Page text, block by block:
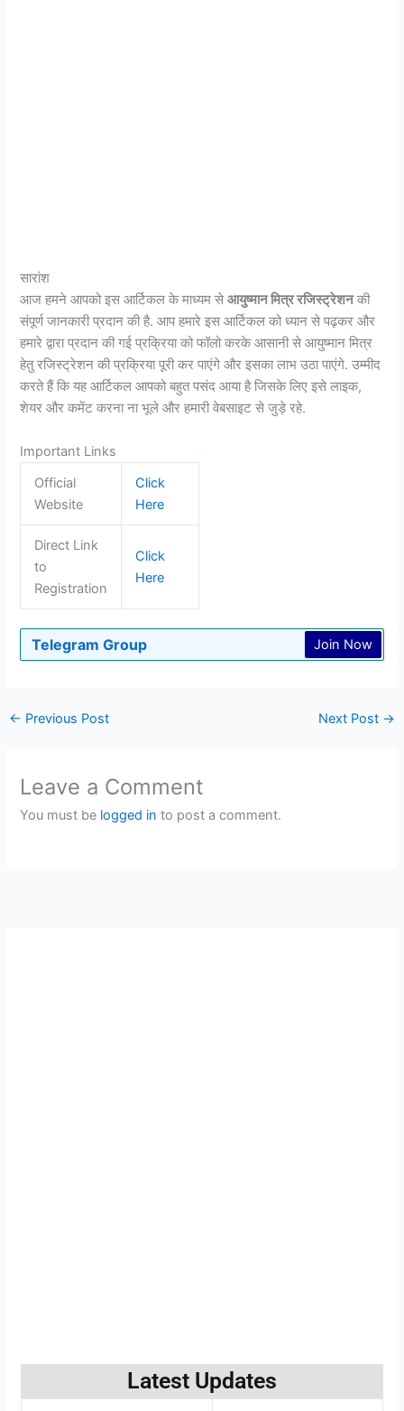
सारांश
आज हमने आपको इस आर्टिकल के माध्यम सेआयुष्मान मित्र रजिस्ट्रेशनकी
संपूर्ण जानकारी प्रदान की है. आप हमारे इस आर्टिकल को ध्यान से पढ़कर और
हमारे द्वारा प्रदान की गई प्रक्रिया को फॉलो करके आसानी से आयुष्मान मित्र
हेतु रजिस्ट्रेशन की प्रक्रिया पूरी कर पाएंगे और इसका लाभ उठा पाएंगे. उम्मीद
करते हैं कि यह आर्टिकल आपको बहुत पसंद आया है जिसके लिए इसे लाइक,
शेयर और कमेंट करना ना भूले और हमारी वेबसाइट से जुड़े रहे.
Important Links
Official
Website
Click
Here
Direct Link
to
Registration
Click
Here
Telegram Group Join Now
← Previous Post Next Post →
Leave a Comment
You must be logged in to post a comment.
Latest Updates